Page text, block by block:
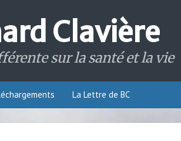
Clavière
sur la santé et la vie
La Lettre de BC